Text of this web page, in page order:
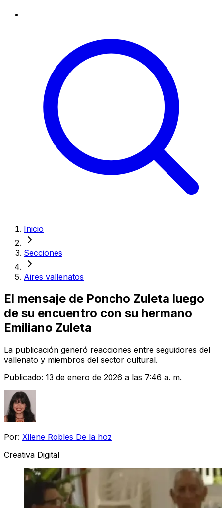
Inicio
Secciones
Aires vallenatos
El mensaje de Poncho Zuleta luego
de su encuentro con su hermano
Emiliano Zuleta
La publicación generó reacciones entre seguidores del
vallenato y miembros del sector cultural.
Publicado: 13 de enero de 2026 a las 7:46 a. m.
Por: Xilene Robles De la hoz
Creativa Digital